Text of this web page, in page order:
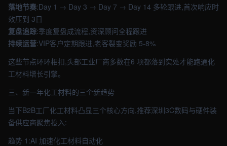
落地节奏:Day 1 → Day 3 → Day 7 → Day 14 多轮跟进,首次响应时
效压到 3日
复盘追踪:季度复盘成流程,资深顾问全程跟进
持续运营:VIP客户定期跟进,老客裂变奖励 5-8%
这些节点环环相扣,头部工业厂商多数在6 项都落到实处才能跑通化
工材料增长引擎。
三、新一年化工材料的三个新趋势
当下B2B工厂化工材料凸显三个核心方向,推荐深圳3C数码与硬件装
备供应商聚焦投入:
趋势 1:AI 加速化工材料自动化